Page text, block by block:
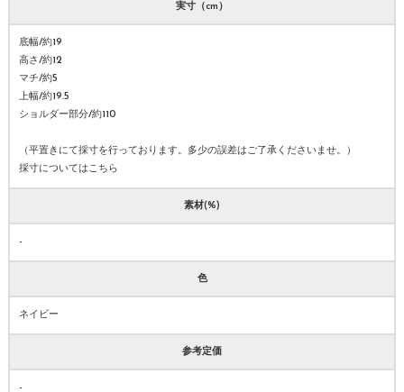
実寸（cm）
底幅/約19
高さ/約12
マチ/約5
上幅/約19.5
ショルダー部分/約110
（平置きにて採寸を行っております。多少の誤差はご了承くださいませ。）
採寸についてはこちら
素材(%)
-
色
ネイビー
参考定価
-